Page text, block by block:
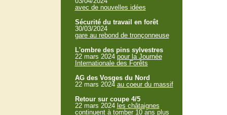
avec de nouvelles idées
Sécurité du travail en forêt
30/03/2024
gare au rebond de tronçonneuse
L'ombre des pins sylvestres
22 mars 2024 pour la Journée
Internationale des Forêts
AG des Vosges du Nord
22 mars 2024 au coeur du massif
Retour sur coupe 4/5
22 mars 2024 les châtaignes
continuent à tomber 10 ans plus